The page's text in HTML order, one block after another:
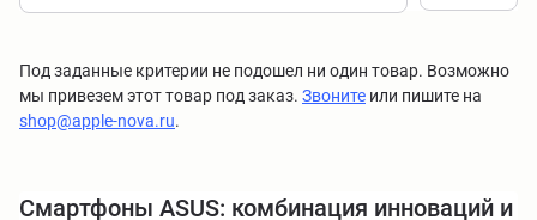
Под заданные критерии не подошел ни один товар. Возможно
мы привезем этот товар под заказ. Звоните или пишите на
shop@apple-nova.ru.
Смартфоны ASUS: комбинация инноваций и